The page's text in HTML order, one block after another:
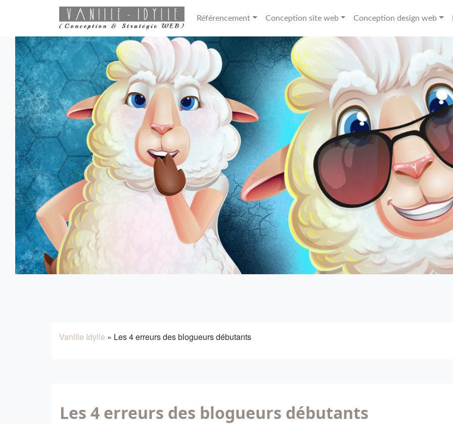
Référencement Conception site web Conception design web
Vanille Idylle » Les 4 erreurs des blogueurs débutants
Les 4 erreurs des blogueurs débutants